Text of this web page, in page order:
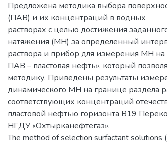
Предложена методика выбора
(ПАВ) и их концентраций в водных
растворах с целью достижения
натяжения (МН) за определенный
раствора и прибор для измерения МН на
ПАВ – пластовая нефть», который
методику. Приведены результаты
динамического МН на границе раздела
соответствующих концентраций
пластовой нефтью горизонта В19
НГДУ «Охтырканефтегаз».
The method of selection surfactant solutions